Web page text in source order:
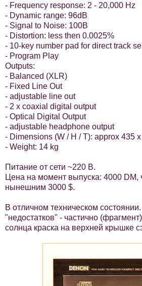
- Frequency response: 2 - 20,000 Hz
- Dynamic range: 96dB
- Signal to Noise: 100B
- Distortion: less then 0.0025%
- 10-key number pad for direct track
- Program Play
Outputs:
- Balanced (XLR)
- Fixed Line Out
- adjustable line out
- 2 x coaxial digital output
- Optical Digital Output
- adjustable headphone output
- Dimensions (W / H / T): approx 435
- Weight: 14 kg
Питание от сети ~220 В.
Цена на момент выпуска: 4000 DM,
нынешним 3000 $.
В отличном техническом
"недостатков" - частично
солнца краска на верхней крышке